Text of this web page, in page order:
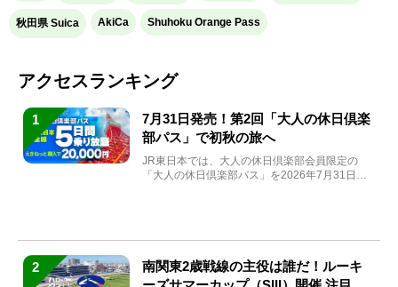
秋田県 Suica AkiCa Shuhoku Orange Pass
アクセスランキング
1
7月31日発売！第2回「大人の休日倶楽
部パス」で初秋の旅へ
JR東日本では、大人の休日倶楽部会員限定の
「大人の休日倶楽部パス」を2026年7月31日
2
南関東2歳戦線の主役は誰だ！ルーキ